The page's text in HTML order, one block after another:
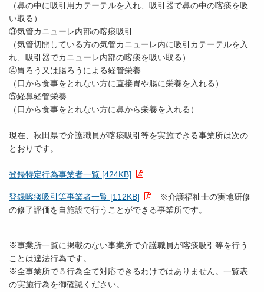
（鼻の中に吸引用カテーテルを入れ、吸引器で鼻の中の喀痰を吸
い取る）
③気管カニューレ内部の喀痰吸引
（気管切開している方の気管カニューレ内に吸引カテーテルを入
れ、吸引器でカニューレ内部の喀痰を吸い取る）
④胃ろう又は腸ろうによる経管栄養
（口から食事をとれない方に直接胃や腸に栄養を入れる）
⑤経鼻経管栄養
（口から食事をとれない方に鼻から栄養を入れる）
現在、秋田県で介護職員が喀痰吸引等を実施できる事業所は次の
とおりです。
登録特定行為事業者一覧 [424KB]
登録喀痰吸引等事業者一覧 [112KB]
※介護福祉士の実地研修
の修了評価を自施設で行うことができる事業所です。
※事業所一覧に掲載のない事業所で介護職員が喀痰吸引等を行う
ことは違法行為です。
※全事業所で５行為全て対応できるわけではありません。一覧表
の実施行為を御確認ください。